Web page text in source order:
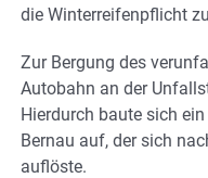
die Winterreifenpflicht
Zur Bergung des
Autobahn an der
Hierdurch baute sich
Bernau auf, der sich
auflöste.